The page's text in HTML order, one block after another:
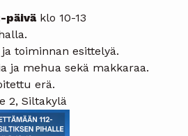
päiväklo 10-13
toiminnan esittelyä.
ja mehua sekä makkaraa.
erä.
2, Siltakylä